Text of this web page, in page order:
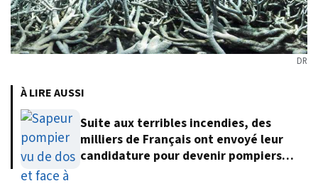
DR
À LIRE AUSSI
Suite aux terribles incendies, des
milliers de Français ont envoyé leur
candidature pour devenir pompiers